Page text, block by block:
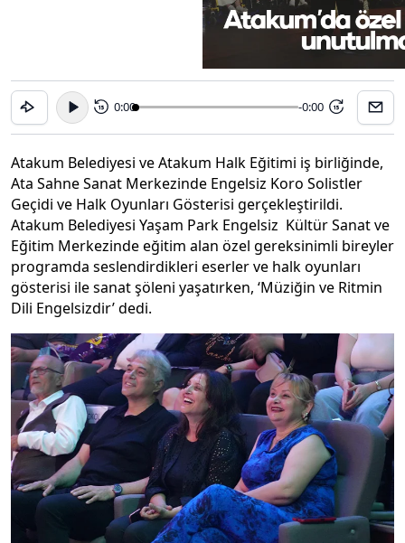
15 0:00 -0:00 15
Atakum Belediyesi ve Atakum Halk Eğitimi iş birliğinde,
Ata Sahne Sanat Merkezinde Engelsiz Koro Solistler
Geçidi ve Halk Oyunları Gösterisi gerçekleştirildi.
Atakum Belediyesi Yaşam Park Engelsiz Kültür Sanat ve
Eğitim Merkezinde eğitim alan özel gereksinimli bireyler
programda seslendirdikleri eserler ve halk oyunları
gösterisi ile sanat şöleni yaşatırken, ‘Müziğin ve Ritmin
Dili Engelsizdir’ dedi.